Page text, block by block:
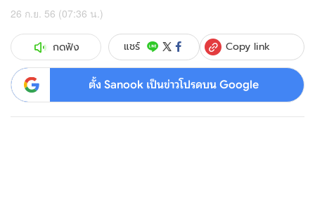
26 ก.ย. 56 (07:36 น.)
กดฟัง แชร์ Copy link
ตั้ง Sanook เป็นข่าวโปรดบน Google